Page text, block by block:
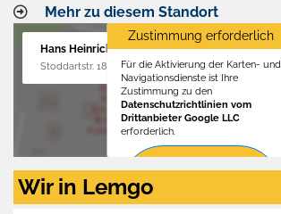
Mehr zu diesem Standort
Hans Heinrichs GmbH
Stoddartstr. 18, 32758 Detmold
Zustimmung erforderlich
Für die Aktivierung der Karten- und
Navigationsdienste ist Ihre
Zustimmung zu den
Datenschutzrichtlinien vom
Drittanbieter Google LLC
erforderlich.
Zustimmen
aktivieren
Wir in Lemgo